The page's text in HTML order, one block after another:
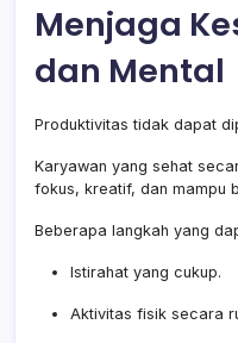
Menjaga
dan Mental
Produktivitas tidak dapat
Karyawan yang sehat
fokus, kreatif, dan mampu
Beberapa langkah yang
Istirahat yang cukup.
Aktivitas fisik secara